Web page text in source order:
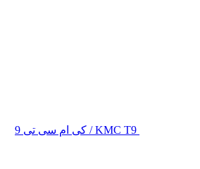
KMC T9 / کی ام سی تی 9